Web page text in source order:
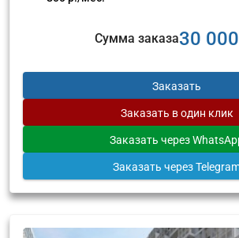
Сумма заказа30
Заказать
Заказать в один клик
Заказать через
Заказать через